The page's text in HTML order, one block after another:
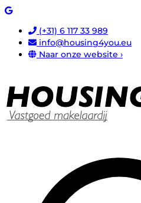
(+31) 6 117 33 989
info@housing4you.eu
Naar onze website ›